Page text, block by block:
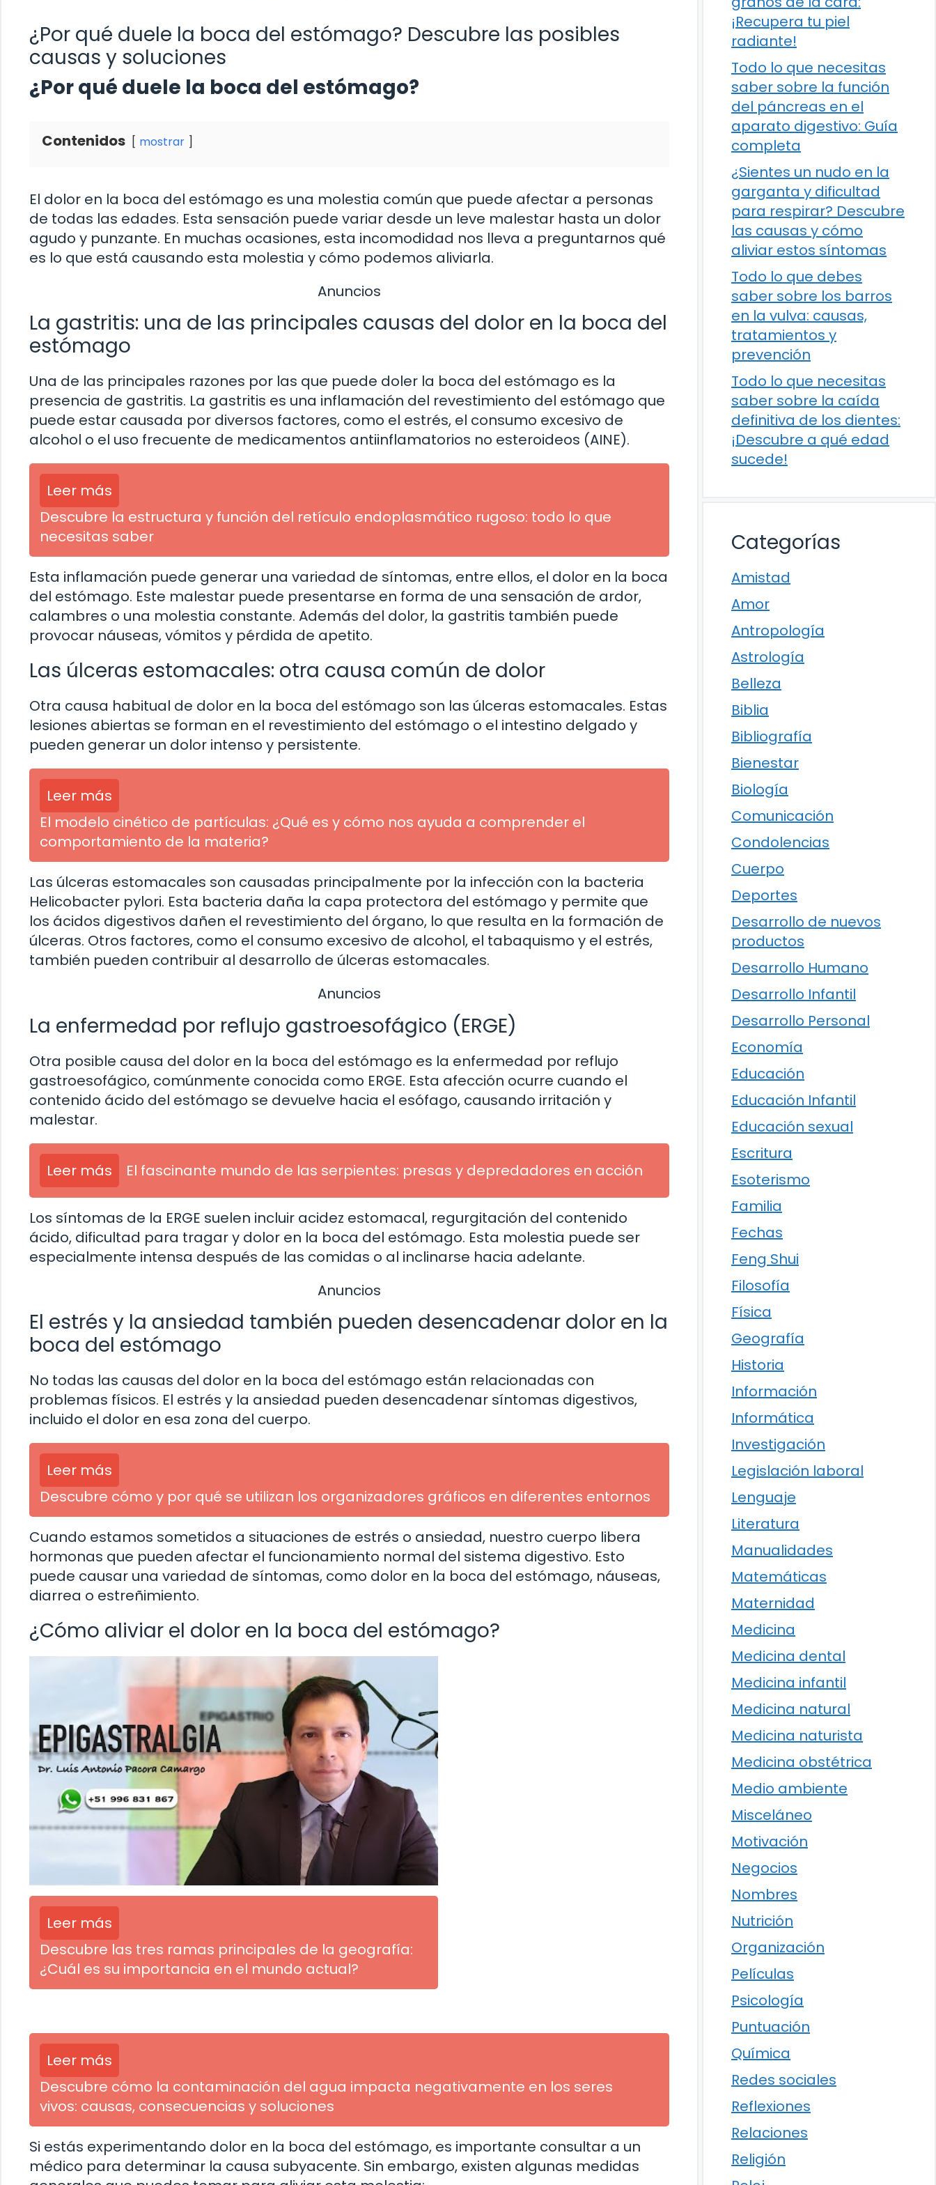
¿Por qué duele la boca del estómago? Descubre las posibles
causas y soluciones
¿Por qué duele la boca del estómago?
Contenidos mostrar
El dolor en la boca del estómago es una molestia común que puede afectar a personas
de todas las edades. Esta sensación puede variar desde un leve malestar hasta un dolor
agudo y punzante. En muchas ocasiones, esta incomodidad nos lleva a preguntarnos qué
es lo que está causando esta molestia y cómo podemos aliviarla.
Anuncios
La gastritis: una de las principales causas del dolor en la boca del
estómago
Una de las principales razones por las que puede doler la boca del estómago es la
presencia de gastritis. La gastritis es una inflamación del revestimiento del estómago que
puede estar causada por diversos factores, como el estrés, el consumo excesivo de
alcohol o el uso frecuente de medicamentos antiinflamatorios no esteroideos (AINE).
Leer más
Descubre la estructura y función del retículo endoplasmático rugoso: todo lo que
necesitas saber
Esta inflamación puede generar una variedad de síntomas, entre ellos, el dolor en la boca
del estómago. Este malestar puede presentarse en forma de una sensación de ardor,
calambres o una molestia constante. Además del dolor, la gastritis también puede
provocar náuseas, vómitos y pérdida de apetito.
Las úlceras estomacales: otra causa común de dolor
Otra causa habitual de dolor en la boca del estómago son las úlceras estomacales. Estas
lesiones abiertas se forman en el revestimiento del estómago o el intestino delgado y
pueden generar un dolor intenso y persistente.
Leer más
El modelo cinético de partículas: ¿Qué es y cómo nos ayuda a comprender el
comportamiento de la materia?
Las úlceras estomacales son causadas principalmente por la infección con la bacteria
Helicobacter pylori. Esta bacteria daña la capa protectora del estómago y permite que
los ácidos digestivos dañen el revestimiento del órgano, lo que resulta en la formación de
úlceras. Otros factores, como el consumo excesivo de alcohol, el tabaquismo y el estrés,
también pueden contribuir al desarrollo de úlceras estomacales.
Anuncios
La enfermedad por reflujo gastroesofágico (ERGE)
Otra posible causa del dolor en la boca del estómago es la enfermedad por reflujo
gastroesofágico, comúnmente conocida como ERGE. Esta afección ocurre cuando el
contenido ácido del estómago se devuelve hacia el esófago, causando irritación y
malestar.
Leer más El fascinante mundo de las serpientes: presas y depredadores en acción
Los síntomas de la ERGE suelen incluir acidez estomacal, regurgitación del contenido
ácido, dificultad para tragar y dolor en la boca del estómago. Esta molestia puede ser
especialmente intensa después de las comidas o al inclinarse hacia adelante.
Anuncios
El estrés y la ansiedad también pueden desencadenar dolor en la
boca del estómago
No todas las causas del dolor en la boca del estómago están relacionadas con
problemas físicos. El estrés y la ansiedad pueden desencadenar síntomas digestivos,
incluido el dolor en esa zona del cuerpo.
Leer más
Descubre cómo y por qué se utilizan los organizadores gráficos en diferentes entornos
Cuando estamos sometidos a situaciones de estrés o ansiedad, nuestro cuerpo libera
hormonas que pueden afectar el funcionamiento normal del sistema digestivo. Esto
puede causar una variedad de síntomas, como dolor en la boca del estómago, náuseas,
diarrea o estreñimiento.
¿Cómo aliviar el dolor en la boca del estómago?
Leer más
Descubre las tres ramas principales de la geografía:
¿Cuál es su importancia en el mundo actual?
Leer más
Descubre cómo la contaminación del agua impacta negativamente en los seres
vivos: causas, consecuencias y soluciones
Si estás experimentando dolor en la boca del estómago, es importante consultar a un
médico para determinar la causa subyacente. Sin embargo, existen algunas medidas
¡Recupera tu piel
radiante!
Todo lo que necesitas
saber sobre la función
del páncreas en el
aparato digestivo: Guía
completa
¿Sientes un nudo en la
garganta y dificultad
para respirar? Descubre
las causas y cómo
aliviar estos síntomas
Todo lo que debes
saber sobre los barros
en la vulva: causas,
tratamientos y
prevención
Todo lo que necesitas
saber sobre la caída
definitiva de los dientes:
¡Descubre a qué edad
sucede!
Categorías
Amistad
Amor
Antropología
Astrología
Belleza
Biblia
Bibliografía
Bienestar
Biología
Comunicación
Condolencias
Cuerpo
Deportes
Desarrollo de nuevos
productos
Desarrollo Humano
Desarrollo Infantil
Desarrollo Personal
Economía
Educación
Educación Infantil
Educación sexual
Escritura
Esoterismo
Familia
Fechas
Feng Shui
Filosofía
Física
Geografía
Historia
Información
Informática
Investigación
Legislación laboral
Lenguaje
Literatura
Manualidades
Matemáticas
Maternidad
Medicina
Medicina dental
Medicina infantil
Medicina natural
Medicina naturista
Medicina obstétrica
Medio ambiente
Misceláneo
Motivación
Negocios
Nombres
Nutrición
Organización
Películas
Psicología
Puntuación
Química
Redes sociales
Reflexiones
Relaciones
Religión